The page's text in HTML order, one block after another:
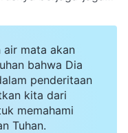
Saya ingin
pekerjaan
Tuhan Yang
mencari jalan
air mata akan
bahwa Dia
penderitaan
kita dari
memahami
Tuhan.